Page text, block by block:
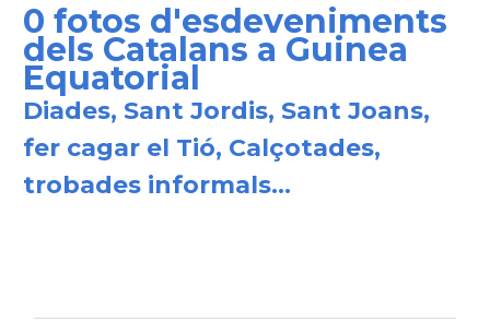
0 fotos d'esdeveniments
dels Catalans a Guinea
Equatorial
Diades, Sant Jordis, Sant Joans,
fer cagar el Tió, Calçotades,
trobades informals...